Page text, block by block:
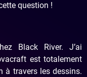
question !
Black River. J’ai
est totalement
à travers les dessins.